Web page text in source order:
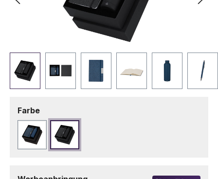
Farbeauswählen
MarineblauSchwarz